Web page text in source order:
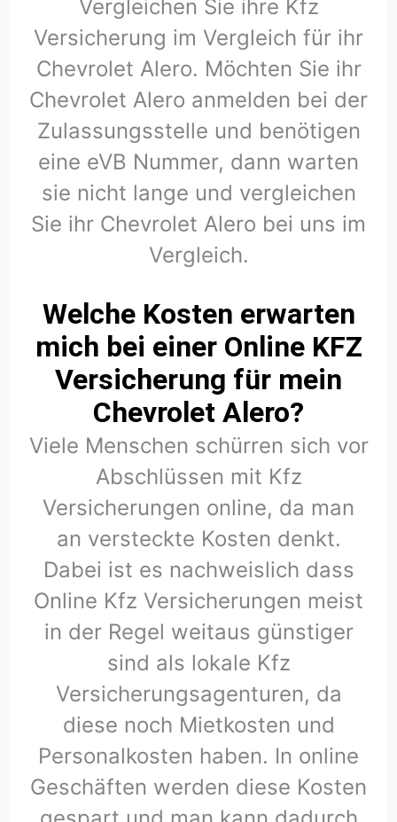
Vergleichen Sie ihre Kfz
Versicherung im Vergleich für ihr
Chevrolet Alero. Möchten Sie ihr
Chevrolet Alero anmelden bei der
Zulassungsstelle und benötigen
eine eVB Nummer, dann warten
sie nicht lange und vergleichen
Sie ihr Chevrolet Alero bei uns im
Vergleich.
Welche Kosten erwarten
mich bei einer Online KFZ
Versicherung für mein
Chevrolet Alero?
Viele Menschen schürren sich vor
Abschlüssen mit Kfz
Versicherungen online, da man
an versteckte Kosten denkt.
Dabei ist es nachweislich dass
Online Kfz Versicherungen meist
in der Regel weitaus günstiger
sind als lokale Kfz
Versicherungsagenturen, da
diese noch Mietkosten und
Personalkosten haben. In online
Geschäften werden diese Kosten